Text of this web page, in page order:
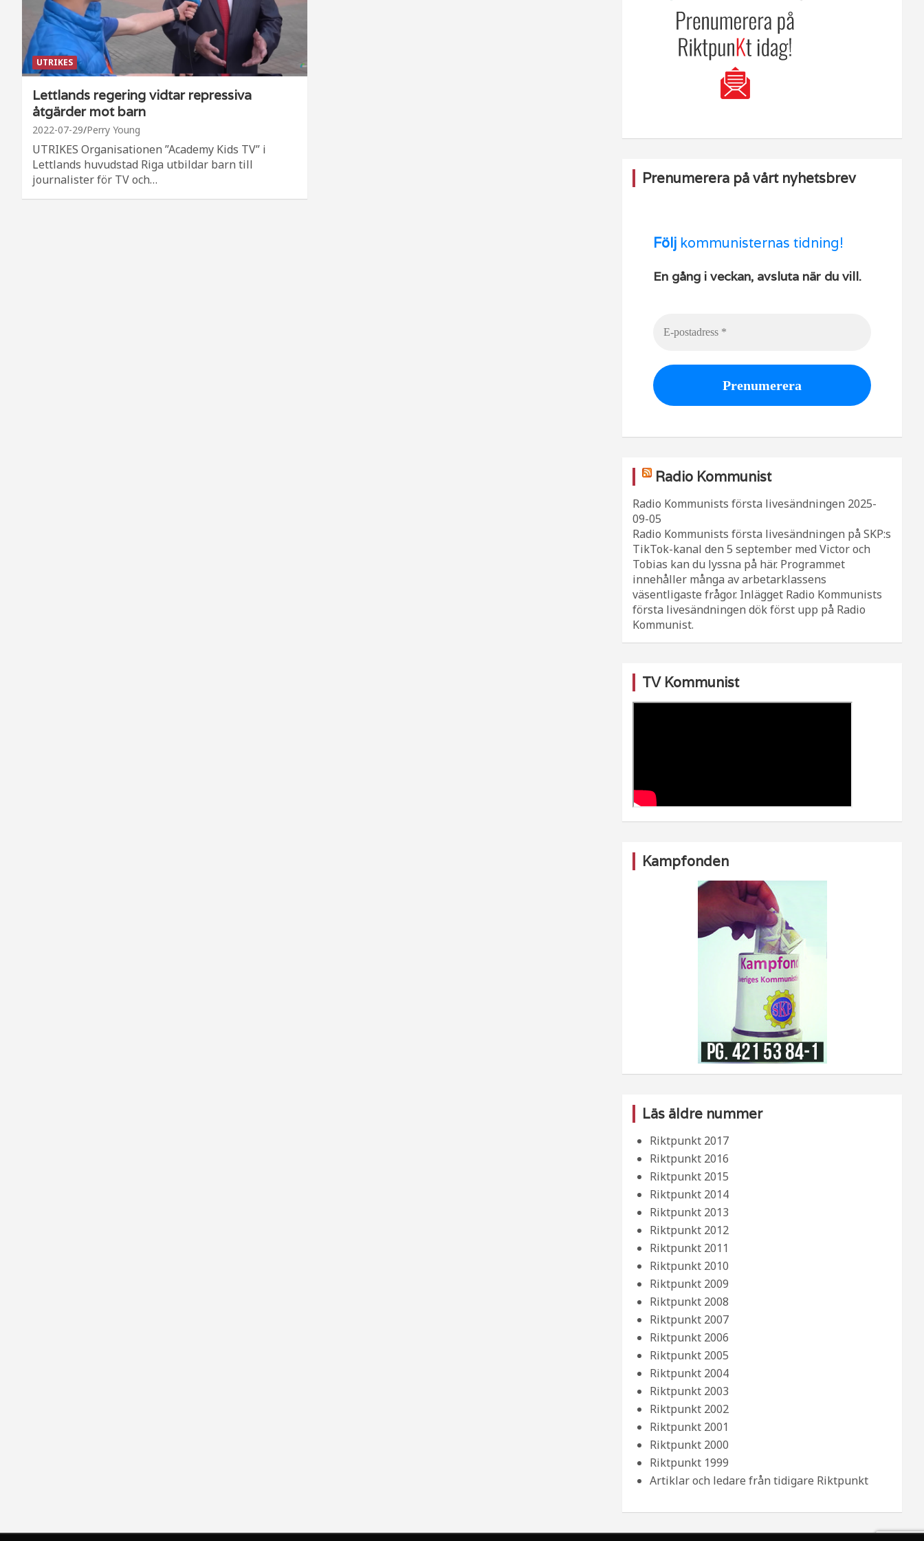
UTRIKES
Lettlands regering vidtar repressiva
åtgärder mot barn
2022-07-29 Perry Young
UTRIKES Organisationen ”Academy Kids TV” i
Lettlands huvudstad Riga utbildar barn till
journalister för TV och…
Prenumerera på vårt nyhetsbrev
Följ kommunisternas tidning!
En gång i veckan, avsluta när du vill.
Radio Kommunist
Radio Kommunists första livesändningen 2025-
09-05
Radio Kommunists första livesändningen på SKP:s
TikTok-kanal den 5 september med Victor och
Tobias kan du lyssna på här. Programmet
innehåller många av arbetarklassens
väsentligaste frågor. Inlägget Radio Kommunists
första livesändningen dök först upp på Radio
Kommunist.
TV Kommunist
Kampfonden
Läs äldre nummer
Riktpunkt 2017
Riktpunkt 2016
Riktpunkt 2015
Riktpunkt 2014
Riktpunkt 2013
Riktpunkt 2012
Riktpunkt 2011
Riktpunkt 2010
Riktpunkt 2009
Riktpunkt 2008
Riktpunkt 2007
Riktpunkt 2006
Riktpunkt 2005
Riktpunkt 2004
Riktpunkt 2003
Riktpunkt 2002
Riktpunkt 2001
Riktpunkt 2000
Riktpunkt 1999
Artiklar och ledare från tidigare Riktpunkt